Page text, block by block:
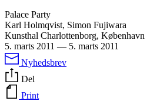
Palace Party
Karl Holmqvist, Simon Fujiwara
Kunsthal Charlottenborg, København
5. marts 2011 — 5. marts 2011
Nyhedsbrev
Del
Print